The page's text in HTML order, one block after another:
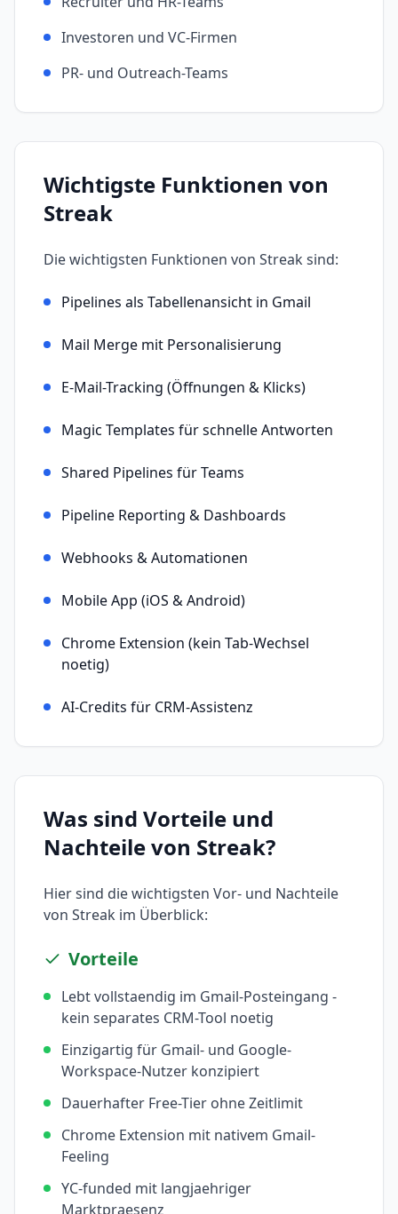
Investoren und VC-Firmen
PR- und Outreach-Teams
Wichtigste Funktionen von
Streak
Die wichtigsten Funktionen von Streak sind:
Pipelines als Tabellenansicht in Gmail
Mail Merge mit Personalisierung
E-Mail-Tracking (Öffnungen & Klicks)
Magic Templates für schnelle Antworten
Shared Pipelines für Teams
Pipeline Reporting & Dashboards
Webhooks & Automationen
Mobile App (iOS & Android)
Chrome Extension (kein Tab-Wechsel
noetig)
AI-Credits für CRM-Assistenz
Was sind Vorteile und
Nachteile von Streak?
Hier sind die wichtigsten Vor- und Nachteile
von Streak im Überblick:
Vorteile
Lebt vollstaendig im Gmail-Posteingang -
kein separates CRM-Tool noetig
Einzigartig für Gmail- und Google-
Workspace-Nutzer konzipiert
Dauerhafter Free-Tier ohne Zeitlimit
Chrome Extension mit nativem Gmail-
Feeling
YC-funded mit langjaehriger
Marktpraesenz